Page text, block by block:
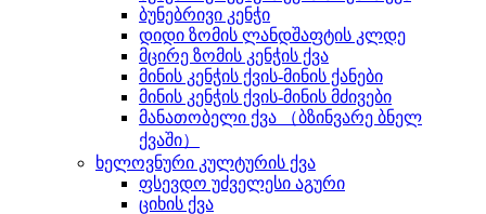
ბუნებრივი კენჭი
დიდი ზომის ლანდშაფტის კლდე
მცირე ზომის კენჭის ქვა
მინის კენჭის ქვის-მინის ქანები
მინის კენჭის ქვის-მინის მძივები
მანათობელი ქვა （ბზინვარე ბნელ
ქვაში）
ხელოვნური კულტურის ქვა
ფსევდო უძველესი აგური
ციხის ქვა